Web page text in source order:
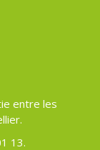
entre les
13.